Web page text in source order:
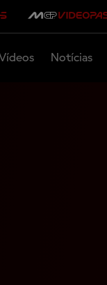
Notícias